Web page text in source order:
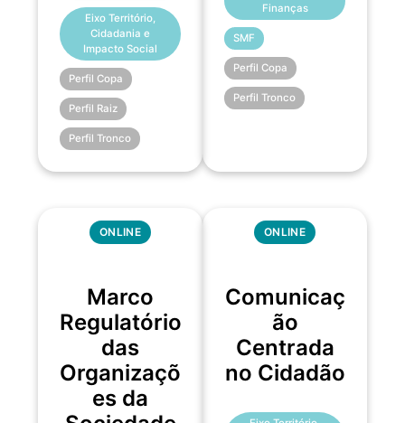
Eixo Território,
Cidadania e
Impacto Social
Perfil Copa
Perfil Raiz
Perfil Tronco
Finanças
SMF
Perfil Copa
Perfil Tronco
ONLINE
Marco
Regulatório
das
Organizaçõ
es da
ONLINE
Comunicaç
ão
Centrada
no Cidadão